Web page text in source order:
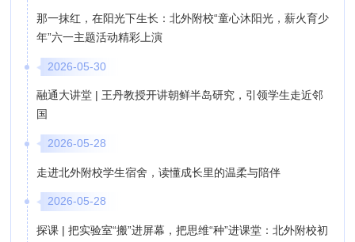
那一抹红，在阳光下生长：北外附校“童心沐阳光，薪火育少
年”六一主题活动精彩上演
2026-05-30
融通大讲堂 | 王丹教授开讲朝鲜半岛研究，引领学生走近邻
国
2026-05-28
走进北外附校学生宿舍，读懂成长里的温柔与陪伴
2026-05-28
探课 | 把实验室“搬”进屏幕，把思维“种”进课堂：北外附校初